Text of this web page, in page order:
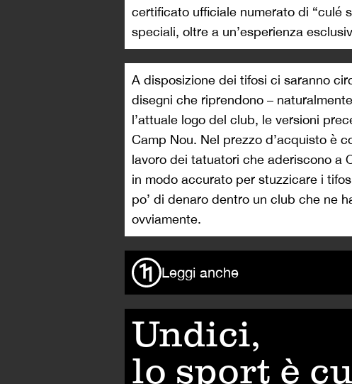
certificato ufficiale numerato di “culé
speciali, oltre a un’esperienza
A disposizione dei tifosi ci saranno
disegni che riprendono –
l’attuale logo del club, le versioni
Camp Nou. Nel prezzo d’acquisto è
lavoro dei tatuatori che aderiscono a
in modo accurato per stuzzicare i
po’ di denaro dentro un club che ne
ovviamente.
Leggi anche
Undici,
lo sport è